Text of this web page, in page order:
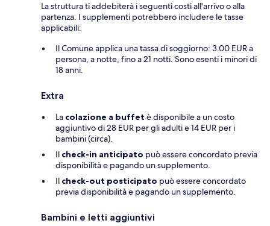
La struttura ti addebiterà i seguenti costi all'arrivo o alla
partenza. I supplementi potrebbero includere le tasse
applicabili:
Il Comune applica una tassa di soggiorno: 3.00 EUR a
persona, a notte, fino a 21 notti. Sono esenti i minori di
18 anni.
Extra
La colazione a buffet è disponibile a un costo
aggiuntivo di 28 EUR per gli adulti e 14 EUR per i
bambini (circa).
Il check-in anticipato può essere concordato previa
disponibilità e pagando un supplemento.
Il check-out posticipato può essere concordato
previa disponibilità e pagando un supplemento.
Bambini e letti aggiuntivi